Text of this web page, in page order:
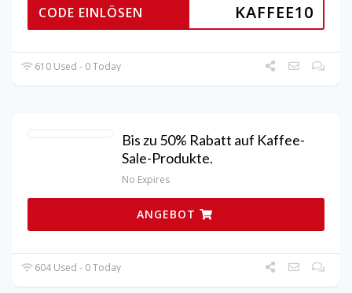
KAFFEE10
CODE EINLÖSEN
610 Used - 0 Today
Bis zu 50% Rabatt auf Kaffee-
Sale-Produkte.
No Expires
ANGEBOT
604 Used - 0 Today